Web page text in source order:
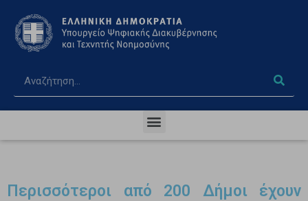
Περισσότεροι από 200 Δήμοι έχουν